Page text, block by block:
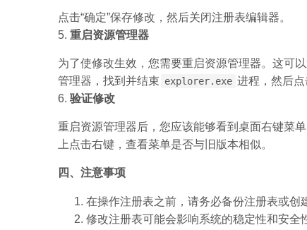
点击“确定”保存修改，然后关闭注册表编辑器。
5. 重启资源管理器
为了使修改生效，您需要重启资源管理器。这可
管理器，找到并结束 explorer.exe 进程，然后点
6. 验证修改
重启资源管理器后，您应该能够看到桌面右键菜
上点击右键，查看菜单是否与旧版本相似。
四、注意事项
在操作注册表之前，请务必备份注册表或创
修改注册表可能会影响系统的稳定性和安全